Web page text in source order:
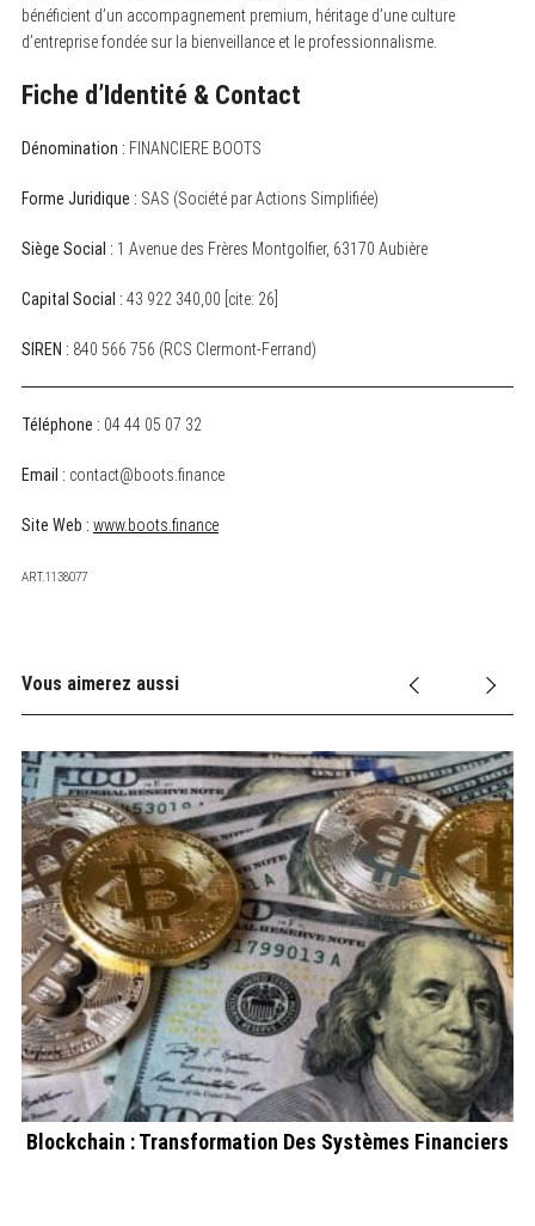
bénéficient d’un accompagnement premium, héritage d’une culture
d’entreprise fondée sur la bienveillance et le professionnalisme.
Fiche d’Identité & Contact
Dénomination : FINANCIERE BOOTS
Forme Juridique : SAS (Société par Actions Simplifiée)
Siège Social : 1 Avenue des Frères Montgolfier, 63170 Aubière
Capital Social : 43 922 340,00 [cite: 26]
SIREN : 840 566 756 (RCS Clermont-Ferrand)
Téléphone : 04 44 05 07 32
Email : contact@boots.finance
Site Web : www.boots.finance
ART.1138077
Vous aimerez aussi
Blockchain : Transformation Des Systèmes Financiers